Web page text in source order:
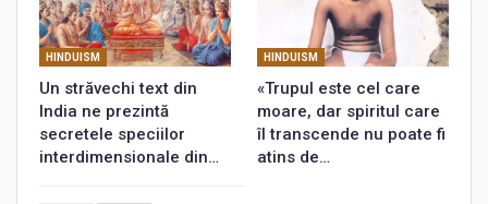
HINDUISM
Un străvechi text din
India ne prezintă
secretele speciilor
interdimensionale din…
HINDUISM
«Trupul este cel care
moare, dar spiritul care
îl transcende nu poate fi
atins de…